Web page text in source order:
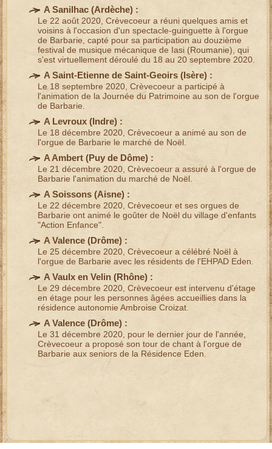
A Sanilhac (Ardèche) :
Le 22 août 2020, Crèvecoeur a réuni quelques amis et
voisins à l'occasion d'un spectacle-guinguette à l'orgue
de Barbarie, capté pour sa participation au douzième
festival de musique mécanique de Iasi (Roumanie), qui
s'est virtuellement déroulé du 18 au 20 septembre 2020.
A Saint-Etienne de Saint-Geoirs ( Isère) :
Le 18 septembre 2020, Crèvecoeur a participé à
l'animation de la Journée du Patrimoine au son de l'orgue
de Barbarie.
A Levroux ( Indre) :
Le 18 décembre 2020, Crèvecoeur a animé au son de
l'orgue de Barbarie le marché de Noël.
A Ambert (Puy de Dôme) :
Le 21 décembre 2020, Crèvecoeur a assuré à l'orgue de
Barbarie l'animation du marché de Noël.
A Soissons (Aisne) :
Le 22 décembre 2020, Crèvecoeur et ses orgues de
Barbarieont animé le goûter de Noël du village d'enfants
"Action Enfance".
A Valence (Drôme) :
Le 25 décembre 2020, Crèvecoeur a célébré Noël à
l'orgue de Barbarie avec les résidents de l'EHPAD Eden.
A Vaulx en Velin (Rhône) :
Le 29 décembre 2020, Crèvecoeur est intervenu d'étage
en étage pour les personnes âgées accueillies dans la
résidence autonomie Ambroise Croizat.
A Valence (Drôme) :
Le 31 décembre 2020, pour le dernier jour de l'année,
Crèvecoeur a proposé son tour de chant à l'orgue de
Barbarie aux seniors de la Résidence Eden.